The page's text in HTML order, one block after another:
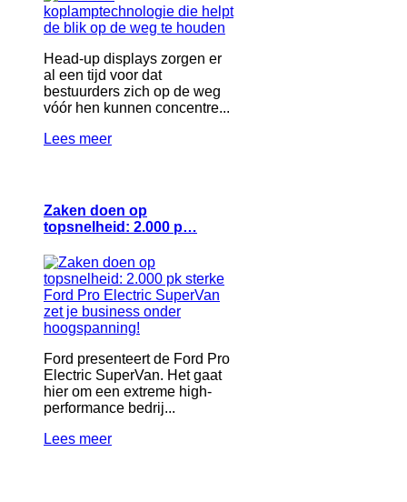
Head-up displays zorgen er
al een tijd voor dat
bestuurders zich op de weg
vóór hen kunnen concentre...
Lees meer
Zaken doen op
topsnelheid: 2.000 p…
Ford presenteert de Ford Pro
Electric SuperVan. Het gaat
hier om een extreme high-
performance bedrij...
Lees meer